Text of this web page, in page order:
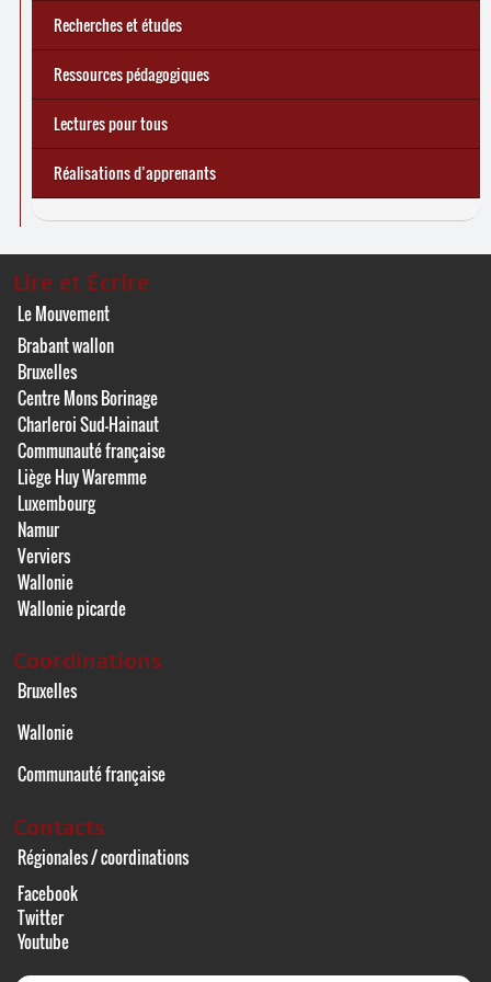
Recherches et études
Ressources pédagogiques
Lectures pour tous
Réalisations d’apprenants
Lire et Écrire
Le Mouvement
Brabant wallon
Bruxelles
Centre Mons Borinage
Charleroi Sud-Hainaut
Communauté française
Liège Huy Waremme
Luxembourg
Namur
Verviers
Wallonie
Wallonie picarde
Coordinations
Bruxelles
Wallonie
Communauté française
Contacts
Régionales / coordinations
Facebook
Twitter
Youtube